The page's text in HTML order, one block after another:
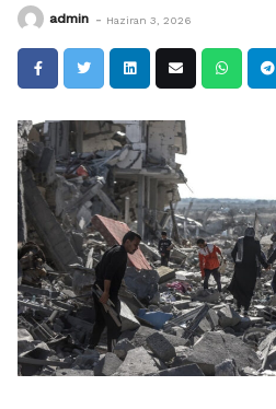
admin - Haziran 3, 2026